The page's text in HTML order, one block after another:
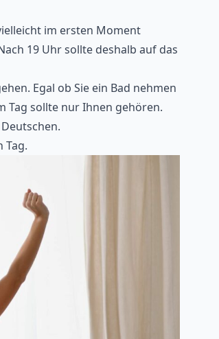
im ersten Moment
19 Uhr sollte deshalb auf das
Egal ob Sie ein Bad nehmen
Tag sollte nur Ihnen gehören.
Tag.